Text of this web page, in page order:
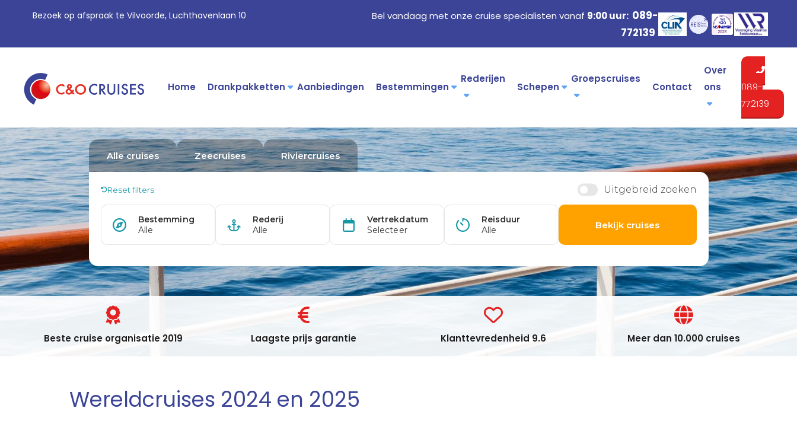
Bezoek op afspraak te Vilvoorde, Luchthavenlaan 10 Bel vandaag met onze cruise specialisten vanaf 9:00 uur: 089-
772139
Home Drankpakketten Aanbiedingen Bestemmingen
Rederijen
Schepen
Groepscruises
Contact
Over
ons
089-
772139
Beste cruise organisatie 2019 Laagste prijs garantie Klanttevredenheid 9.6 Meer dan 10.000 cruises
Wereldcruises 2024 en 2025